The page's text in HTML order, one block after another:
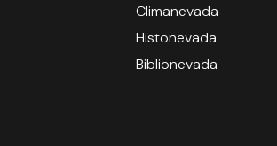
Climanevada
Histonevada
Biblionevada